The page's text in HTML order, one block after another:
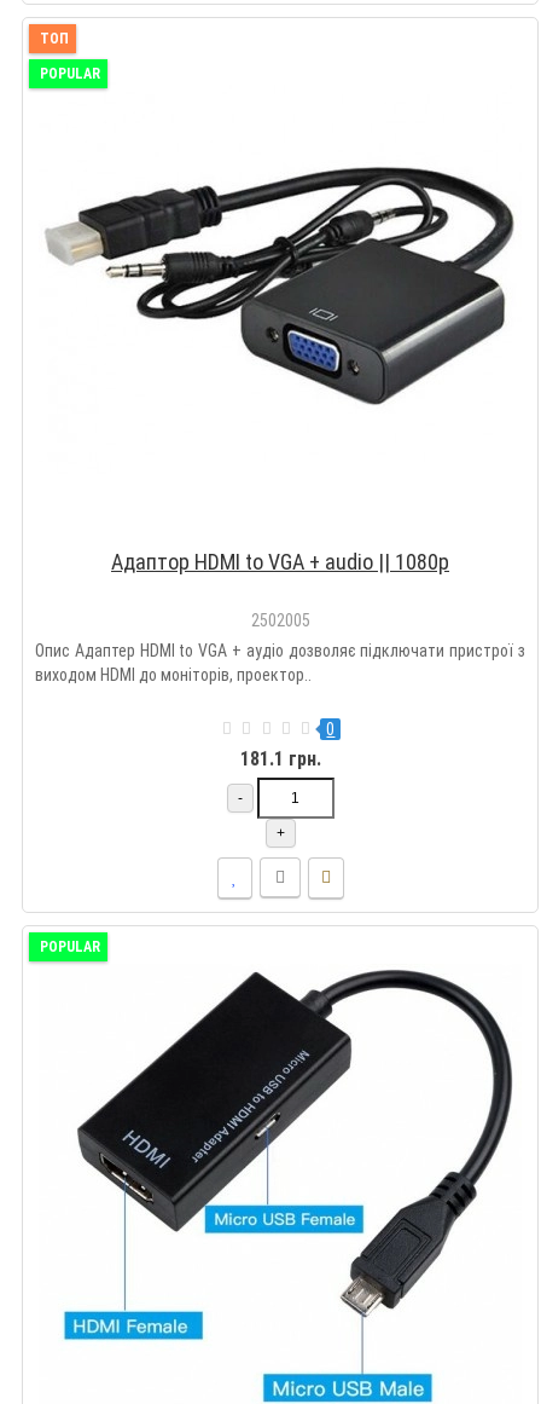
ТОП
POPULAR
Адаптор HDMI to VGA + audio || 1080p
2502005
Опис Адаптер HDMI to VGA + аудіо дозволяє підключати пристрої з
виходом HDMI до моніторів, проектор..
0
181.1 грн.
-
+
POPULAR